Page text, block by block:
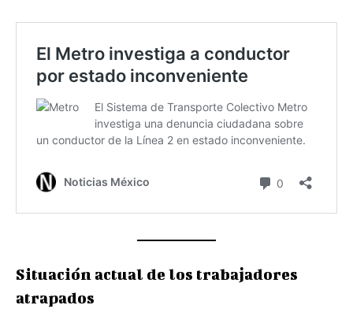
Situación actual de los trabajadores
atrapados